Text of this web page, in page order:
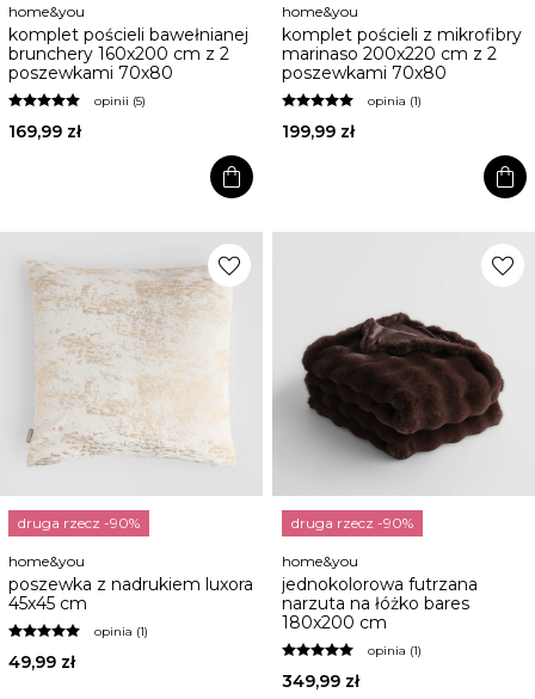
home&you
komplet pościeli bawełnianej
brunchery 160x200 cm z 2
poszewkami 70x80
opinii (5)
169,99 zł
shopping_bag
home&you
komplet pościeli z mikrofibry
marinaso 200x220 cm z 2
poszewkami 70x80
opinia (1)
199,99 zł
shopping_bag
favorite
druga rzecz -90%
home&you
poszewka z nadrukiem luxora
45x45 cm
opinia (1)
49,99 zł
favorite
druga rzecz -90%
home&you
jednokolorowa futrzana
narzuta na łóżko bares
180x200 cm
opinia (1)
349,99 zł